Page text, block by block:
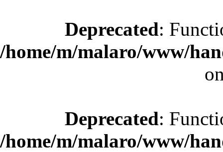
Deprecated:
/home/m/malaro/www/
Deprecated:
/home/m/malaro/www/